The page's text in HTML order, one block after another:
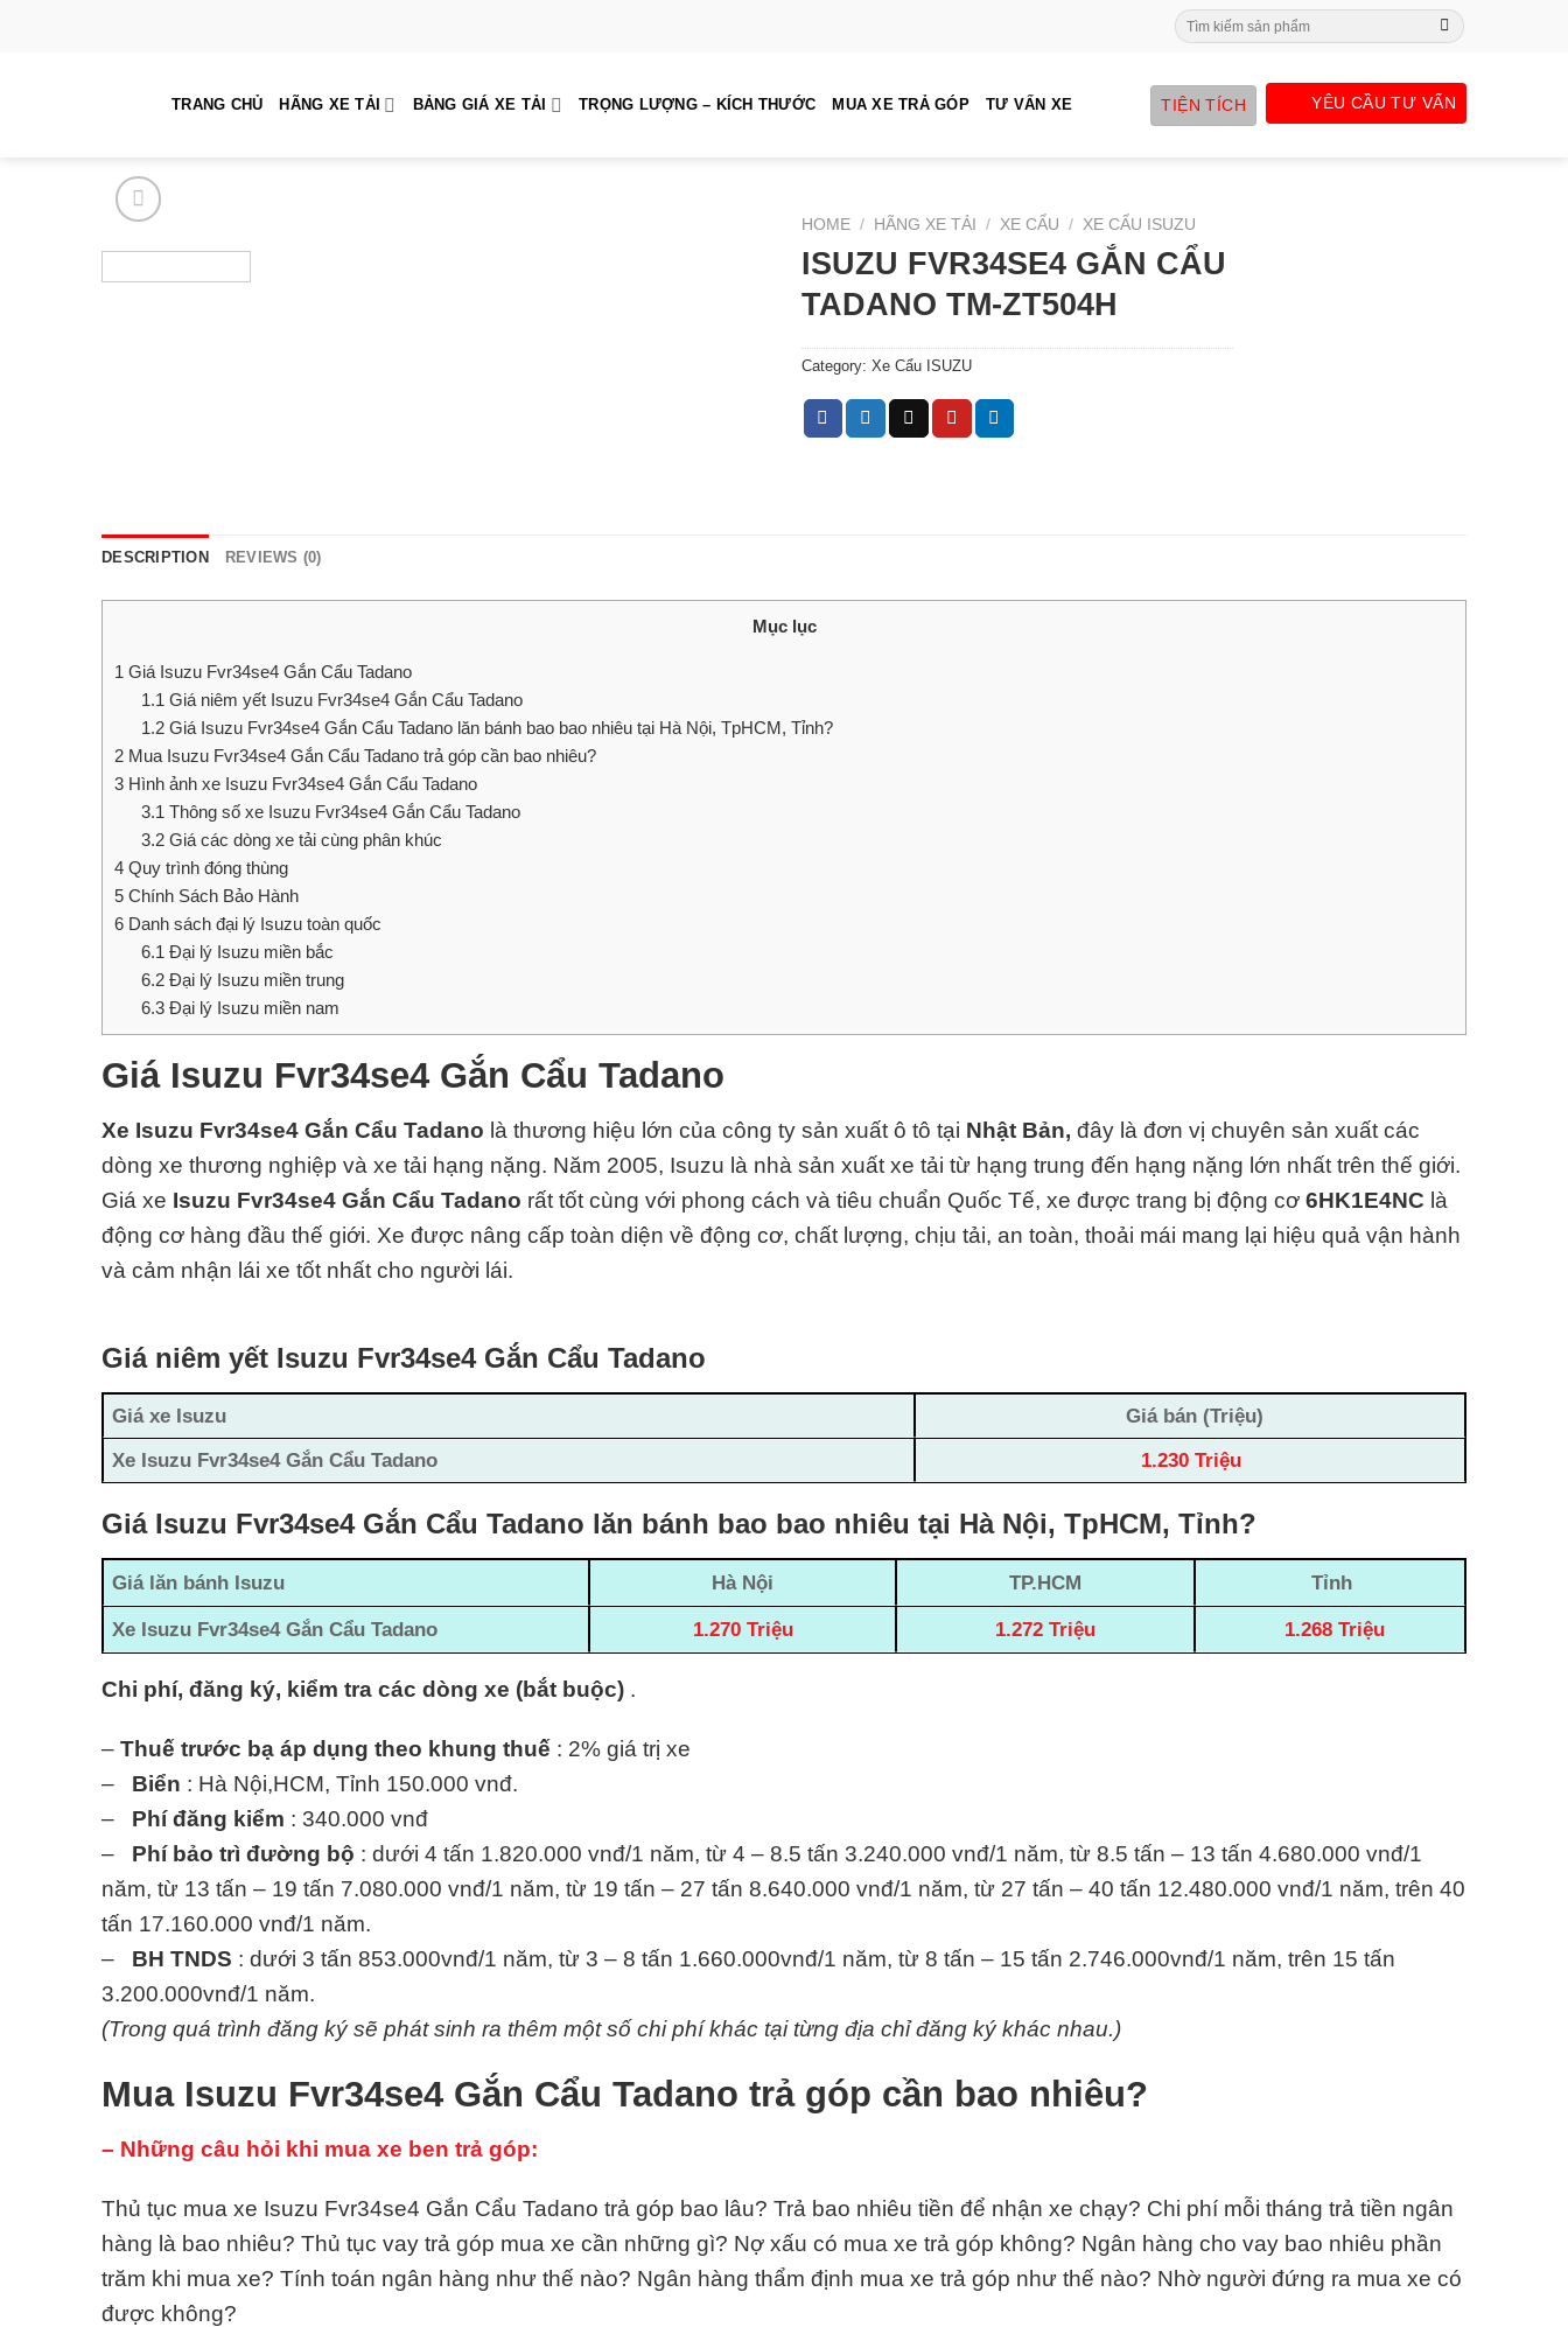
Search
for:
TRANG CHỦ HÃNG XE TẢI BẢNG GIÁ XE TẢI TRỌNG LƯỢNG – KÍCH THƯỚC MUA XE TRẢ GÓP TƯ VẤN XE TIỆN TÍCH YÊU CẦU TƯ VẤN
HOME / HÃNG XE TẢI / XE CẨU / XE CẨU ISUZU
ISUZU FVR34SE4 GẮN CẨU
TADANO TM-ZT504H
Category: Xe Cẩu ISUZU
DESCRIPTION REVIEWS (0)
Mục lục
1 Giá Isuzu Fvr34se4 Gắn Cẩu Tadano
1.1 Giá niêm yết Isuzu Fvr34se4 Gắn Cẩu Tadano
1.2Giá Isuzu Fvr34se4 Gắn Cẩu Tadano lăn bánh bao bao nhiêu tại Hà Nội, TpHCM, Tỉnh?
2 Mua Isuzu Fvr34se4 Gắn Cẩu Tadano trả góp cần bao nhiêu?
3 Hình ảnh xe Isuzu Fvr34se4 Gắn Cẩu Tadano
3.1 Thông số xe Isuzu Fvr34se4 Gắn Cẩu Tadano
3.2Giá các dòng xe tải cùng phân khúc
4 Quy trình đóng thùng
5 Chính Sách Bảo Hành
6 Danh sách đại lý Isuzu toàn quốc
6.1 Đại lý Isuzu miền bắc
6.2Đại lý Isuzu miền trung
6.3Đại lý Isuzu miền nam
Giá Isuzu Fvr34se4 Gắn Cẩu Tadano
Xe Isuzu Fvr34se4 Gắn Cẩu Tadano là thương hiệu lớn của công ty sản xuất ô tô tại Nhật Bản, đây là đơn vị chuyên sản xuất các
dòng xe thương nghiệp và xe tải hạng nặng. Năm 2005, Isuzu là nhà sản xuất xe tải từ hạng trung đến hạng nặng lớn nhất trên thế giới.
Giá xe Isuzu Fvr34se4 Gắn Cẩu Tadano rất tốt cùng với phong cách và tiêu chuẩn Quốc Tế, xe được trang bị động cơ 6HK1E4NC là
động cơ hàng đầu thế giới. Xe được nâng cấp toàn diện về động cơ, chất lượng, chịu tải, an toàn, thoải mái mang lại hiệu quả vận hành
và cảm nhận lái xe tốt nhất cho người lái.
Giá niêm yết Isuzu Fvr34se4 Gắn Cẩu Tadano
Giá xe Isuzu
Giá bán (Triệu)
Xe Isuzu Fvr34se4 Gắn Cẩu Tadano
1.230 Triệu
Giá Isuzu Fvr34se4 Gắn Cẩu Tadano lăn bánh bao bao nhiêu tại Hà Nội, TpHCM, Tỉnh?
Giá lăn bánh Isuzu Hà Nội TP.HCM
Tỉnh
Xe Isuzu Fvr34se4 Gắn Cẩu Tadano
1.270 Triệu 1.272 Triệu 1.268 Triệu
Chi phí, đăng ký, kiểm tra các dòng xe (bắt buộc) .
– Thuế trước bạ áp dụng theo khung thuế : 2% giá trị xe
– Biển : Hà Nội,HCM, Tỉnh 150.000 vnđ.
– Phí đăng kiểm : 340.000 vnđ
– Phí bảo trì đường bộ : dưới 4 tấn 1.820.000 vnđ/1 năm, từ 4 – 8.5 tấn 3.240.000 vnđ/1 năm, từ 8.5 tấn – 13 tấn 4.680.000 vnđ/1
năm, từ 13 tấn – 19 tấn 7.080.000 vnđ/1 năm, từ 19 tấn – 27 tấn 8.640.000 vnđ/1 năm, từ 27 tấn – 40 tấn 12.480.000 vnđ/1 năm, trên 40
tấn 17.160.000 vnđ/1 năm.
– BH TNDS : dưới 3 tấn 853.000vnđ/1 năm, từ 3 – 8 tấn 1.660.000vnđ/1 năm, từ 8 tấn – 15 tấn 2.746.000vnđ/1 năm, trên 15 tấn
3.200.000vnđ/1 năm.
(Trong quá trình đăng ký sẽ phát sinh ra thêm một số chi phí khác tại từng địa chỉ đăng ký khác nhau.)
Mua Isuzu Fvr34se4 Gắn Cẩu Tadano trả góp cần bao nhiêu?
– Những câu hỏi khi mua xe ben trả góp:
Thủ tục mua xe Isuzu Fvr34se4 Gắn Cẩu Tadano trả góp bao lâu? Trả bao nhiêu tiền để nhận xe chạy? Chi phí mỗi tháng trả tiền ngân
hàng là bao nhiêu? Thủ tục vay trả góp mua xe cần những gì? Nợ xấu có mua xe trả góp không? Ngân hàng cho vay bao nhiêu phần
trăm khi mua xe? Tính toán ngân hàng như thế nào? Ngân hàng thẩm định mua xe trả góp như thế nào? Nhờ người đứng ra mua xe có
được không?